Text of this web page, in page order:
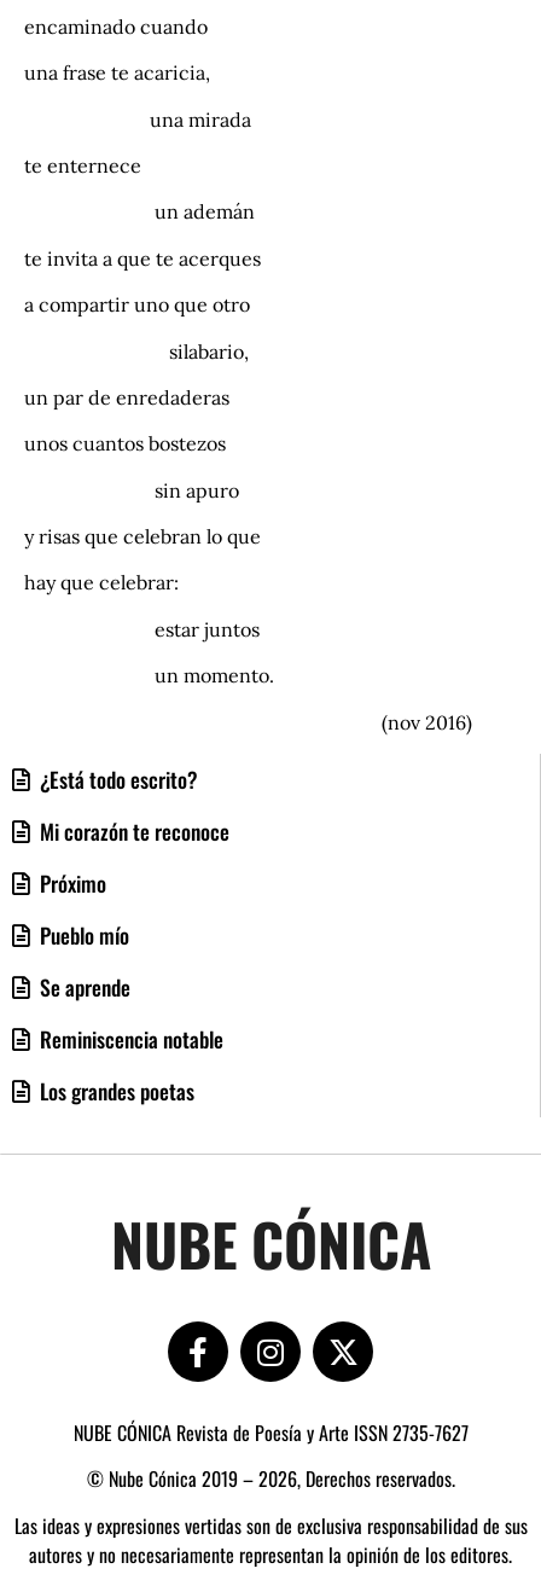
¿Está todo escrito?
Mi corazón te reconoce
Próximo
Pueblo mío
Se aprende
Reminiscencia notable
Los grandes poetas
encaminado cuando
una frase te acaricia,
una mirada
te enternece
un ademán
te invita a que te acerques
a compartir uno que otro
silabario,
un par de enredaderas
unos cuantos bostezos
sin apuro
y risas que celebran lo que
hay que celebrar:
estar juntos
un momento.
(nov 2016)
NUBE CÓNICA
NUBE CÓNICA Revista de Poesía y Arte ISSN 2735-7627
© Nube Cónica 2019 – 2026, Derechos reservados.
Las ideas y expresiones vertidas son de exclusiva responsabilidad de sus
autores y no necesariamente representan la opinión de los editores.